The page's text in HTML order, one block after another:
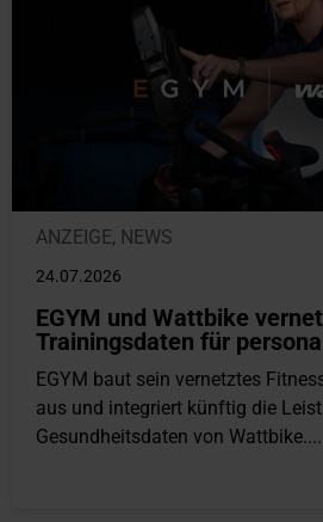
ANZEIGE, NEWS
24.07.2026
EGYM und Wattbike
Trainingsdaten für
EGYM baut sein vernetztes
aus und integriert künftig die
Gesundheitsdaten von Wattbike....